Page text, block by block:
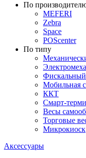
По
MEFERI
Zebra
Space
POScenter
По типу
Фискальный
Мобильная
ККТ
Смарт-
Весы
Торговые
Микрокиоск
Аксессуары